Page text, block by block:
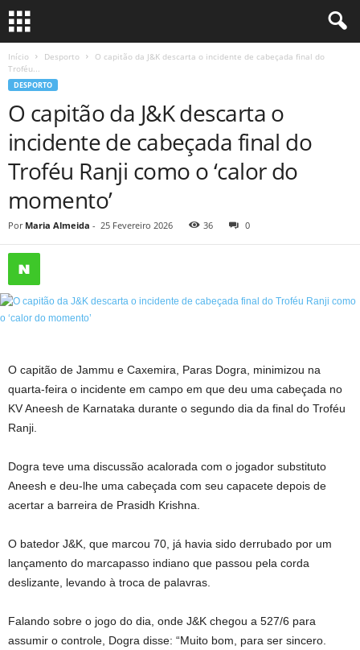
Início Desporto
O capitão da J&K descarta o incidente de cabeçada final do
Troféu...
DESPORTO
O capitão da J&K descarta o
incidente de cabeçada final do
Troféu Ranji como o ‘calor do
momento’
Por Maria Almeida - 25 Fevereiro 2026 36 0
O capitão de Jammu e Caxemira, Paras Dogra, minimizou na
quarta-feira o incidente em campo em que deu uma cabeçada no
KV Aneesh de Karnataka durante o segundo dia da final do Troféu
Ranji.
Dogra teve uma discussão acalorada com o jogador substituto
Aneesh e deu-lhe uma cabeçada com seu capacete depois de
acertar a barreira de Prasidh Krishna.
O batedor J&K, que marcou 70, já havia sido derrubado por um
lançamento do marcapasso indiano que passou pela corda
deslizante, levando à troca de palavras.
Falando sobre o jogo do dia, onde J&K chegou a 527/6 para
assumir o controle, Dogra disse: “Muito bom, para ser sincero.